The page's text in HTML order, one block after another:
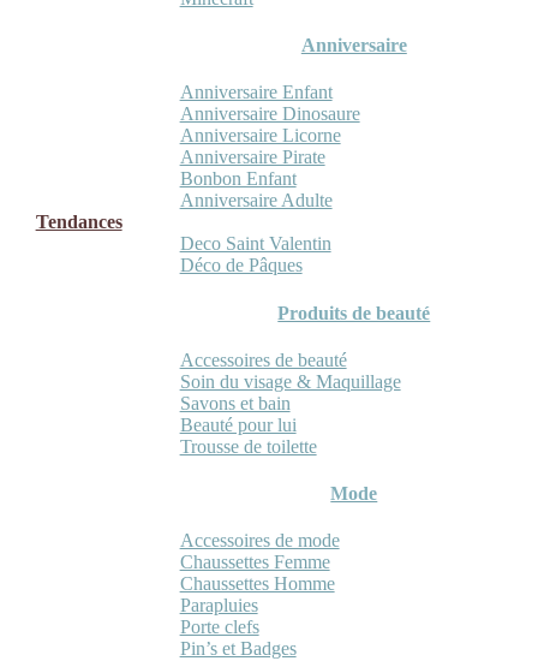
Anniversaire
Anniversaire Enfant
Anniversaire Dinosaure
Anniversaire Licorne
Anniversaire Pirate
Bonbon Enfant
Anniversaire Adulte
Tendances
Deco Saint Valentin
Déco de Pâques
Produits de beauté
Accessoires de beauté
Soin du visage & Maquillage
Savons et bain
Beauté pour lui
Trousse de toilette
Mode
Accessoires de mode
Chaussettes Femme
Chaussettes Homme
Parapluies
Porte clefs
Pin’s et Badges